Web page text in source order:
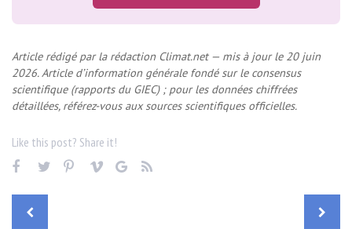
Article rédigé par la rédaction Climat.net — mis à jour le 20 juin
2026. Article d’information générale fondé sur le consensus
scientifique (rapports du GIEC) ; pour les données chiffrées
détaillées, référez-vous aux sources scientifiques officielles.
Like this post? Share it!
FacebookTwitter
Pinterest
VimeoGoogle+
RSS
Navigation
de